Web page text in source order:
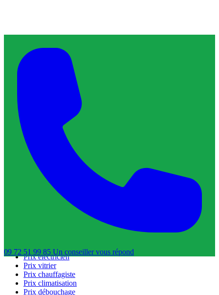
09 72 51 99 85 Un conseillervous répond
À propos de ChronoServe
L'artisan de confiance qu'il vous faut, près de chez vous.
Services & Interventions
Trouver un plombier
Trouver un serrurier
Trouver un électricien
Trouver un vitrier
Trouver un chauffagiste
Trouver un dératiseur
Trouver un déboucheur de canalisation
Trouver un réparateur de volets roulants
Prix serrurier
Prix électricien
Prix vitrier
Prix chauffagiste
Prix climatisation
Prix débouchage